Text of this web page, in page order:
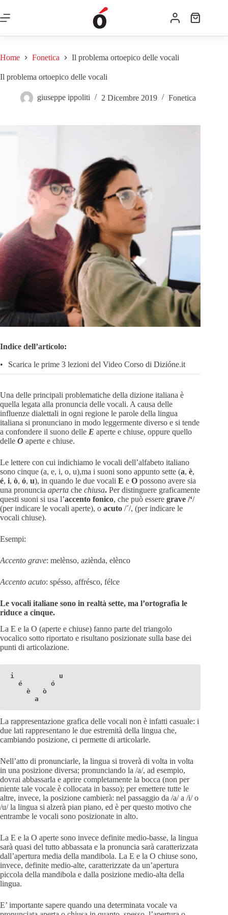
Home Fonetica Il problema ortoepico delle vocali
Il problema ortoepico delle vocali
giuseppe ippoliti 2 Dicembre 2019 Fonetica
Indice dell’articolo:
Scarica le prime 3 lezioni del Video Corso di Dizióne.it
Una delle principali problematiche della dizione italiana è
quella legata alla pronuncia delle vocali. A causa delle
influenze dialettali in ogni regione le parole della lingua
italiana si pronunciano in modo leggermente diverso e si tende
a confondere il suono delle E aperte e chiuse, oppure quello
delle O aperte e chiuse.
Le lettere con cui indichiamo le vocali dell’alfabeto italiano
sono cinque (a, e, i, o, u),ma i suoni sono appunto sette (a, è,
é, i, ò, ó, u), in quando le due vocali E e O possono avere sia
una pronuncia aperta che chiusa. Per distinguere graficamente
questi suoni si usa l’accento fonico, che può essere grave /‘/
(per indicare le vocali aperte), o acuto /´/, (per indicare le
vocali chiuse).
Esempi:
Accento grave: melènso, aziènda, elènco
Accento acuto: spésso, affrésco, félce
Le vocali italiane sono in realtà sette, ma l’ortografia le
riduce a cinque.
La E e la O (aperte e chiuse) fanno parte del triangolo
vocalico sotto riportato e risultano posizionate sulla base dei
punti di articolazione.
i           u
      a
La rappresentazione grafica delle vocali non è infatti casuale: i
due lati rappresentano le due estremità della lingua che,
cambiando posizione, ci permette di articolarle.
Nell’atto di pronunciarle, la lingua si troverà di volta in volta
in una posizione diversa; pronunciando la /a/, ad esempio,
dovrai abbassarla e aprire completamente la bocca (non per
niente tale vocale è collocata in basso); per emettere tutte le
altre, invece, la posizione cambierà: nel passaggio da /a/ a /i/ o
/u/ la lingua si alzerà pian piano, ed è per questo motivo che
entrambe le vocali sono posizionate in alto.
La E e la O aperte sono invece definite medio-basse, la lingua
sarà quasi del tutto abbassata e la pronuncia sarà caratterizzata
dall’apertura media della mandibola. La E e la O chiuse sono,
invece, definite medio-alte, caratterizzate da un’apertura
piccola della mandibola e dalla posizione medio-alta della
lingua.
E’ importante sapere quando una determinata vocale va